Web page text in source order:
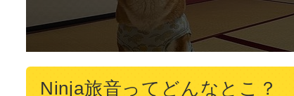
Ninja旅音ってどんなとこ？